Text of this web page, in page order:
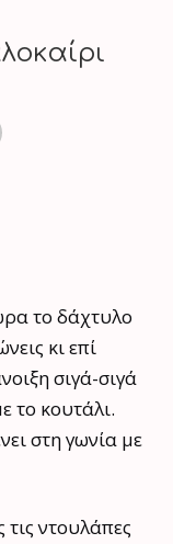
το δάχτυλο
κι επί
σιγά-σιγά
το κουτάλι.
στη γωνία με
τις ντουλάπες